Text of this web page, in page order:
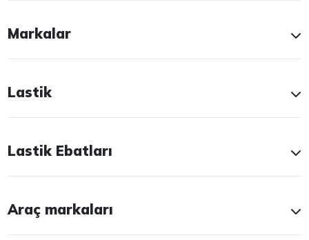
Markalar
Lastik
Lastik Ebatları
Araç markaları